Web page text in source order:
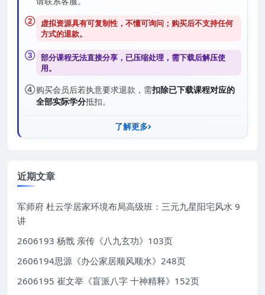
② 虚拟资源具有可复制性，不懂可询问；购买后不支持任何
方式的退款。
③ 部分课程无法直接分享，已压缩处理，需下载后解压使
用。
④购买会员后若执意要求退款，需扣除已下载课程对应的
全部实际学分抵扣。
了解更多
近期文章
军师府 杜云学居家环境布局高级班：三元九星阳宅风水 9
讲
2606193 杨戬 亲传《八九玄功》103页
2606194思源《办公家居顺风顺水》248页
2606195 崔文举《盲派八字 十神精释》152页